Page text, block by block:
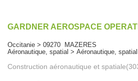
GARDNER AEROSPACE
Occitanie > 09270 MAZERES
Aéronautique, spatial > Aéronautique, spatial
Construction aéronautique et